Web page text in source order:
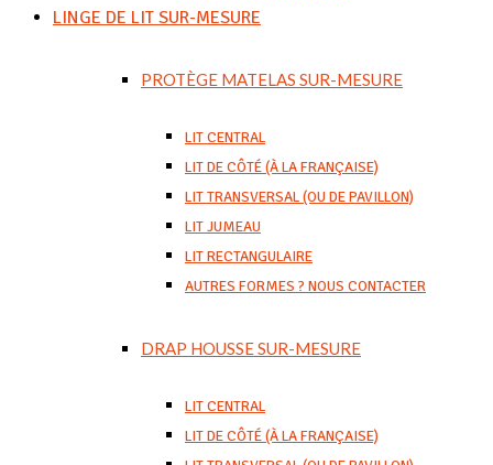
LINGE DE LIT SUR-MESURE
PROTÈGE MATELAS SUR-MESURE
LIT CENTRAL
LIT DE CÔTÉ (À LA FRANÇAISE)
LIT TRANSVERSAL (OU DE PAVILLON)
LIT JUMEAU
LIT RECTANGULAIRE
AUTRES FORMES ? NOUS CONTACTER
DRAP HOUSSE SUR-MESURE
LIT CENTRAL
LIT DE CÔTÉ (À LA FRANÇAISE)